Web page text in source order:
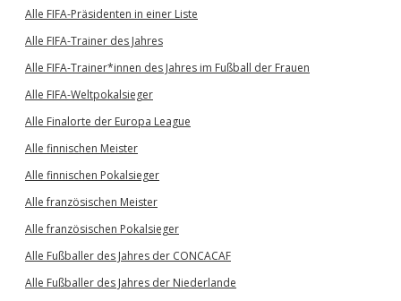
Alle FIFA-Präsidenten in einer Liste
Alle FIFA-Trainer des Jahres
Alle FIFA-Trainer*innen des Jahres im Fußball der Frauen
Alle FIFA-Weltpokalsieger
Alle Finalorte der Europa League
Alle finnischen Meister
Alle finnischen Pokalsieger
Alle französischen Meister
Alle französischen Pokalsieger
Alle Fußballer des Jahres der CONCACAF
Alle Fußballer des Jahres der Niederlande